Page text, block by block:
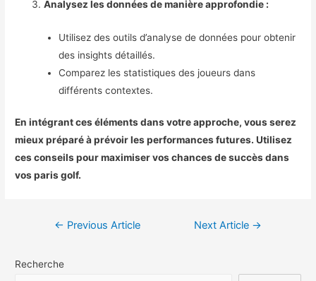
Analysez les données de manière approfondie :
Utilisez des outils d’analyse de données pour obtenir
des insights détaillés.
Comparez les statistiques des joueurs dans
différents contextes.
En intégrant ces éléments dans votre approche, vous serez
mieux préparé à prévoir les performances futures. Utilisez
ces conseils pour maximiser vos chances de succès dans
vos paris golf.
Navigation
l’article
← Previous Article Next Article →
Recherche